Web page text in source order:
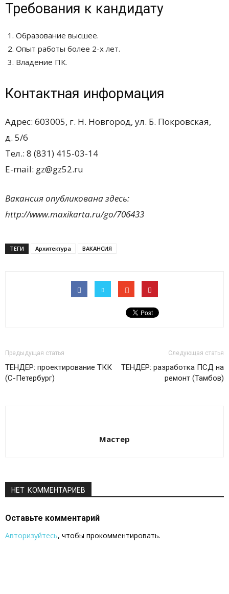
Требования к кандидату
Образование высшее.
Опыт работы более 2-х лет.
Владение ПК.
Контактная информация
Адрес: 603005, г. Н. Новгород, ул. Б. Покровская,
д. 5/6
Тел.: 8 (831) 415-03-14
E-mail: gz@gz52.ru
Вакансия опубликована здесь:
http://www.maxikarta.ru/go/706433
ТЕГИ Архитектура ВАКАНСИЯ
Предыдущая статья
ТЕНДЕР: проектирование ТКК
(С-Петербург)
Следующая статья
ТЕНДЕР: разработка ПСД на
ремонт (Тамбов)
Мастер
НЕТ КОММЕНТАРИЕВ
Оставьте комментарий
Авторизуйтесь, чтобы прокомментировать.